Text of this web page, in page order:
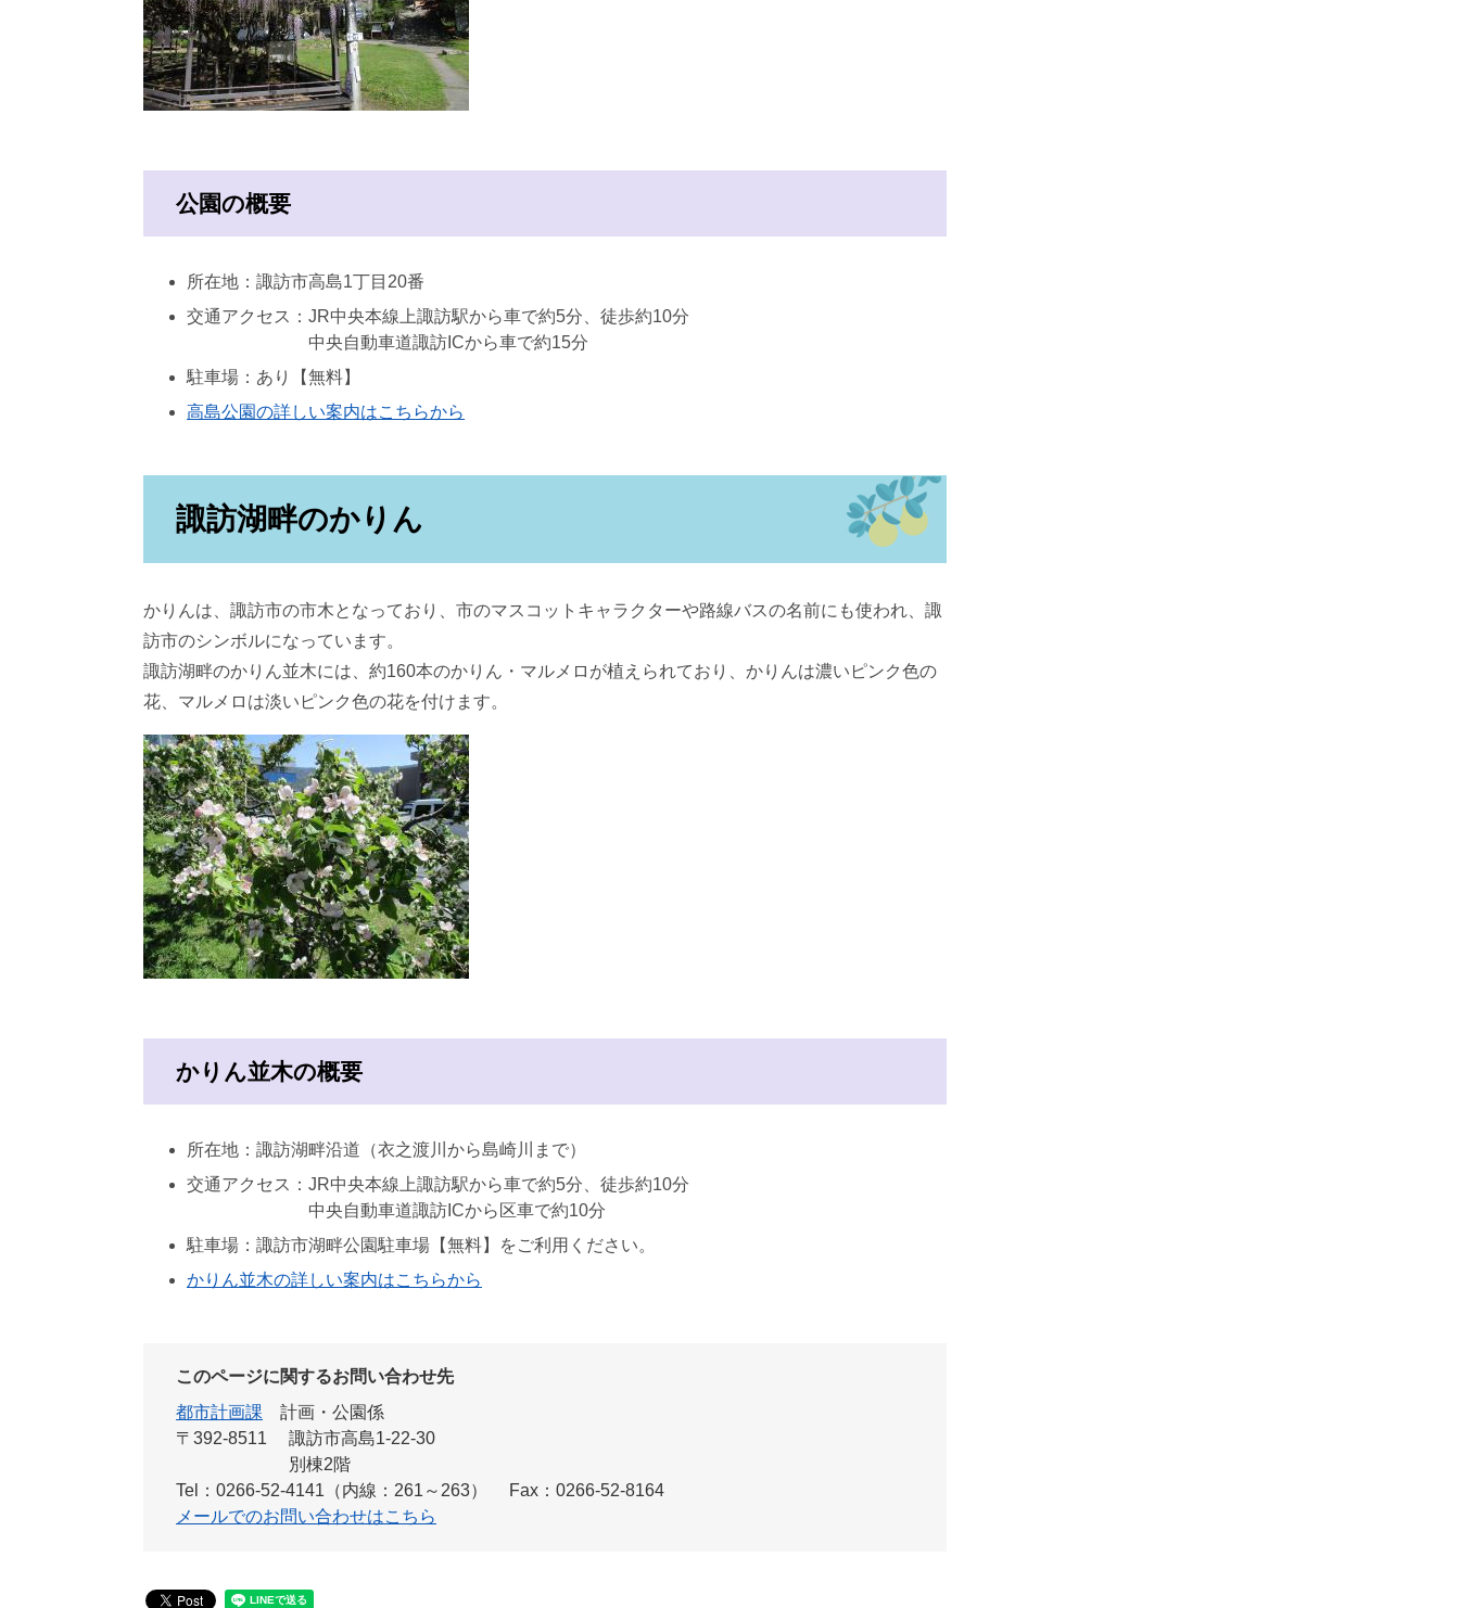
公園の概要
所在地：諏訪市高島1丁目20番
交通アクセス：JR中央本線上諏訪駅から車で約5分、徒歩約10分
中央自動車道諏訪ICから車で約15分
駐車場：あり【無料】
高島公園の詳しい案内はこちらから
諏訪湖畔のかりん
かりんは、諏訪市の市木となっており、市のマスコットキャラクターや路線バスの名前にも使われ、諏
訪市のシンボルになっています。
諏訪湖畔のかりん並木には、約160本のかりん・マルメロが植えられており、かりんは濃いピンク色の
花、マルメロは淡いピンク色の花を付けます。
かりん並木の概要
所在地：諏訪湖畔沿道（衣之渡川から島崎川まで）
交通アクセス：JR中央本線上諏訪駅から車で約5分、徒歩約10分
中央自動車道諏訪ICから区車で約10分
駐車場：諏訪市湖畔公園駐車場【無料】をご利用ください。
かりん並木の詳しい案内はこちらから
このページに関するお問い合わせ先
都市計画課
計画・公園係
〒392-8511
諏訪市高島1-22-30
別棟2階
Tel：0266-52-4141（内線：261～263）
Fax：0266-52-8164
メールでのお問い合わせはこちら